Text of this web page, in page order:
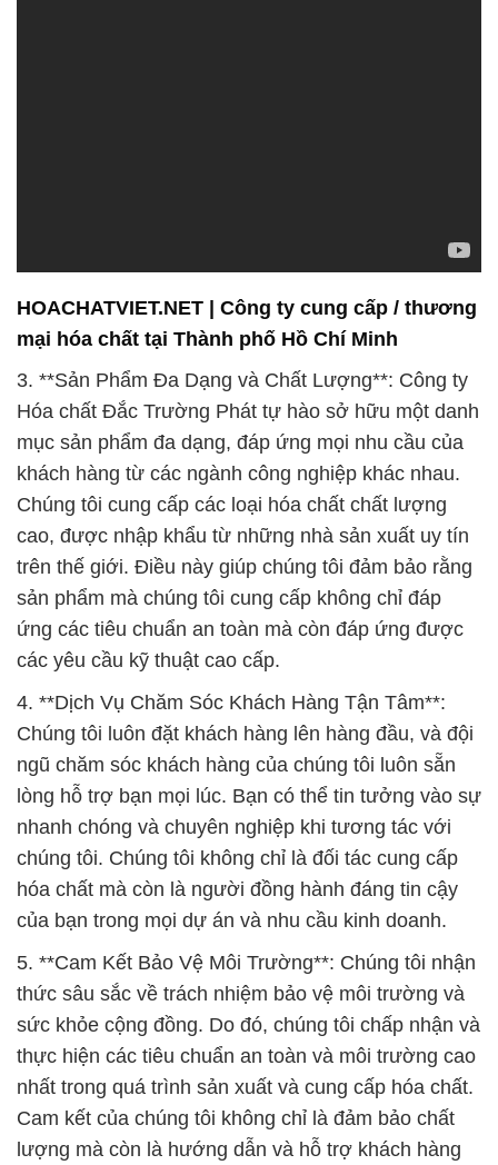
3. **Sản Phẩm Đa Dạng và Chất Lượng**: Công ty
Hóa chất Đắc Trường Phát tự hào sở hữu một danh
mục sản phẩm đa dạng, đáp ứng mọi nhu cầu của
khách hàng từ các ngành công nghiệp khác nhau.
Chúng tôi cung cấp các loại hóa chất chất lượng
cao, được nhập khẩu từ những nhà sản xuất uy tín
trên thế giới. Điều này giúp chúng tôi đảm bảo rằng
sản phẩm mà chúng tôi cung cấp không chỉ đáp
ứng các tiêu chuẩn an toàn mà còn đáp ứng được
các yêu cầu kỹ thuật cao cấp.
4. **Dịch Vụ Chăm Sóc Khách Hàng Tận Tâm**:
Chúng tôi luôn đặt khách hàng lên hàng đầu, và đội
ngũ chăm sóc khách hàng của chúng tôi luôn sẵn
lòng hỗ trợ bạn mọi lúc. Bạn có thể tin tưởng vào sự
nhanh chóng và chuyên nghiệp khi tương tác với
chúng tôi. Chúng tôi không chỉ là đối tác cung cấp
hóa chất mà còn là người đồng hành đáng tin cậy
của bạn trong mọi dự án và nhu cầu kinh doanh.
5. **Cam Kết Bảo Vệ Môi Trường**: Chúng tôi nhận
thức sâu sắc về trách nhiệm bảo vệ môi trường và
sức khỏe cộng đồng. Do đó, chúng tôi chấp nhận và
thực hiện các tiêu chuẩn an toàn và môi trường cao
nhất trong quá trình sản xuất và cung cấp hóa chất.
Cam kết của chúng tôi không chỉ là đảm bảo chất
lượng mà còn là hướng dẫn và hỗ trợ khách hàng
trong việc sử dụng hóa chất một cách bền vững và
an toàn.
Chúng tôi tin rằng sự chuyên nghiệp, đa dạng sản
phẩm, chất lượng và cam kết bảo vệ môi trường là